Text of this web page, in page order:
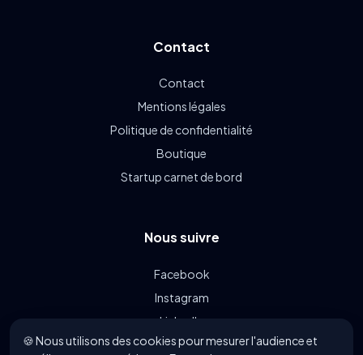
Contact
Contact
Mentions légales
Politique de confidentialité
Boutique
Startup carnet de bord
Nous suivre
Facebook
Instagram
LinkedIn
Linkin.bio
🍪 Nous utilisons des cookies pour mesurer l'audience et